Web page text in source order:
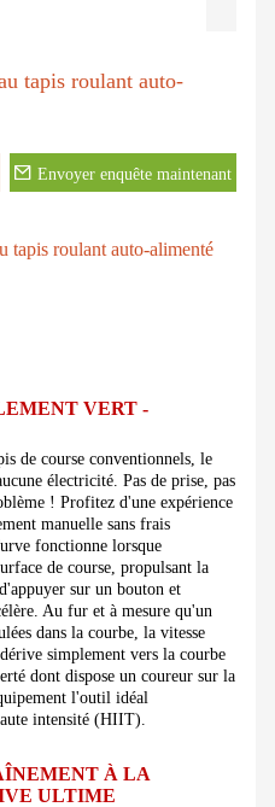
tapis roulant auto-
Envoyer enquête maintenant
tapis roulant auto-alimenté
VERT -
de course conventionnels, le
électricité. Pas de prise, pas
! Profitez d'une expérience
manuelle sans frais
fonctionne lorsque
de course, propulsant la
sur un bouton et
Au fur et à mesure qu'un
dans la courbe, la vitesse
simplement vers la courbe
dont dispose un coureur sur la
l'outil idéal
intensité (HIIT).
À LA
ULTIME